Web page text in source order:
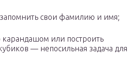
свои фамилию и имя;
или построить
— непосильная задача для